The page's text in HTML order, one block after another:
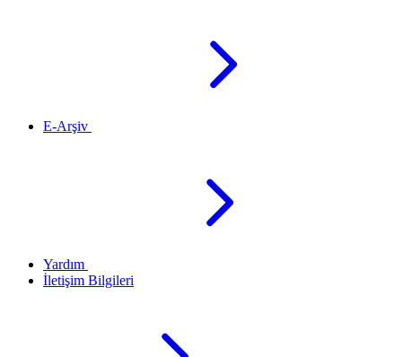
E-Arşiv
Yardım
İletişim Bilgileri